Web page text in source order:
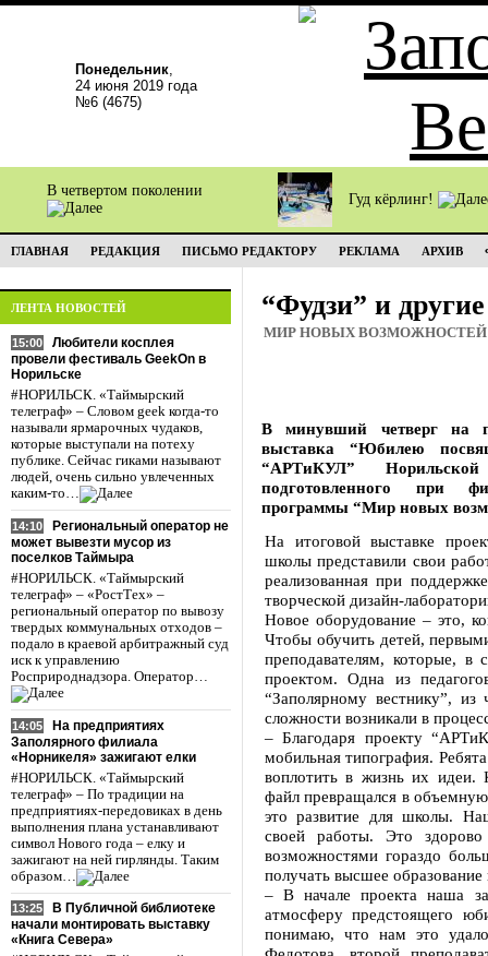
Понедельник,
24 июня 2019 года
№6 (4675)
В четвертом поколении
Гуд кёрлинг!
ГЛАВНАЯ РЕДАКЦИЯ ПИСЬМО РЕДАКТОРУ РЕКЛАМА АРХИВ
ЛЕНТА НОВОСТЕЙ
15:00
Любители косплея
провели фестиваль GeekOn в
Норильске
#НОРИЛЬСК. «Таймырский
телеграф» – Словом geek когда-то
называли ярмарочных чудаков,
которые выступали на потеху
публике. Сейчас гиками называют
людей, очень сильно увлеченных
каким-то…
14:10
Региональный оператор не
может вывезти мусор из
поселков Таймыра
#НОРИЛЬСК. «Таймырский
телеграф» – «РостТех» –
региональный оператор по вывозу
твердых коммунальных отходов –
подало в краевой арбитражный суд
иск к управлению
Росприроднадзора. Оператор…
14:05
На предприятиях
Заполярного филиала
«Норникеля» зажигают елки
#НОРИЛЬСК. «Таймырский
телеграф» – По традиции на
предприятиях-передовиках в день
выполнения плана устанавливают
символ Нового года – елку и
зажигают на ней гирлянды. Таким
образом…
13:25
В Публичной библиотеке
начали монтировать выставку
«Книга Севера»
“Фудзи” и
МИР НОВЫХ ВОЗМОЖНОСТЕЙ
В минувший четверг на
выставка “Юбилею
“АРТиКУЛ”
подготовленного при
программы “Мир новых
На итоговой выставке
школы представили свои
реализованная при
творческой дизайн-
Новое оборудование – это,
Чтобы обучить детей,
преподавателям, которые, в
проектом. Одна из
“Заполярному вестнику”,
сложности возникали в
– Благодаря проекту
мобильная типография.
воплотить в жизнь их идеи.
файл превращался в
это развитие для школы.
своей работы. Это
возможностями гораздо
получать высшее
– В начале проекта наша
атмосферу предстоящего
понимаю, что нам это